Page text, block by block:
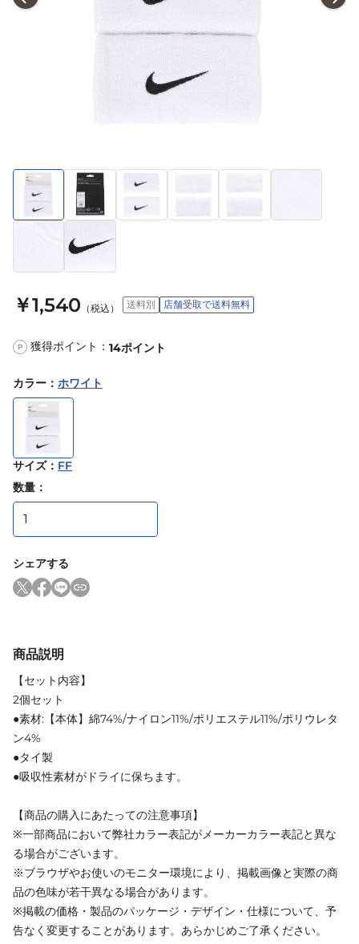
￥1,540 （税込） 送料別 店舗受取で送料無料
P 獲得ポイント： 14ポイント
カラー ： ホワイト
サイズ： FF
数量：
シェアする
商品説明
【セット内容】
2個セット
●素材:【本体】綿74%/ナイロン11%/ポリエステル11%/ポリウレタ
ン4%
●タイ製
●吸収性素材がドライに保ちます。
【商品の購入にあたっての注意事項】
※一部商品において弊社カラー表記がメーカーカラー表記と異な
る場合がございます。
※ブラウザやお使いのモニター環境により、掲載画像と実際の商
品の色味が若干異なる場合があります。
※掲載の価格・製品のパッケージ・デザイン・仕様について、予
告なく変更することがあります。あらかじめご了承ください。